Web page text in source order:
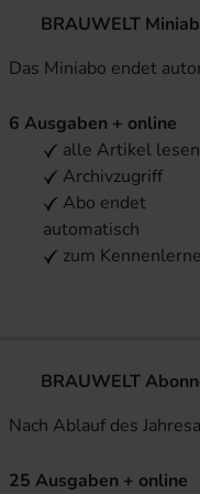
BRAUWELT
Das Miniabo endet
6 Ausgaben + online
alle Artikel lesen
Archivzugriff
Abo endet
automatisch
zum
BRAUWELT
Nach Ablauf des
25 Ausgaben + online